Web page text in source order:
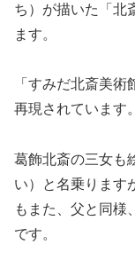
ち）が描いた「北
ます。
「すみだ北斎美
再現されています。
葛飾北斎の三女も
い）と名乗ります
もまた、父と同様
です。